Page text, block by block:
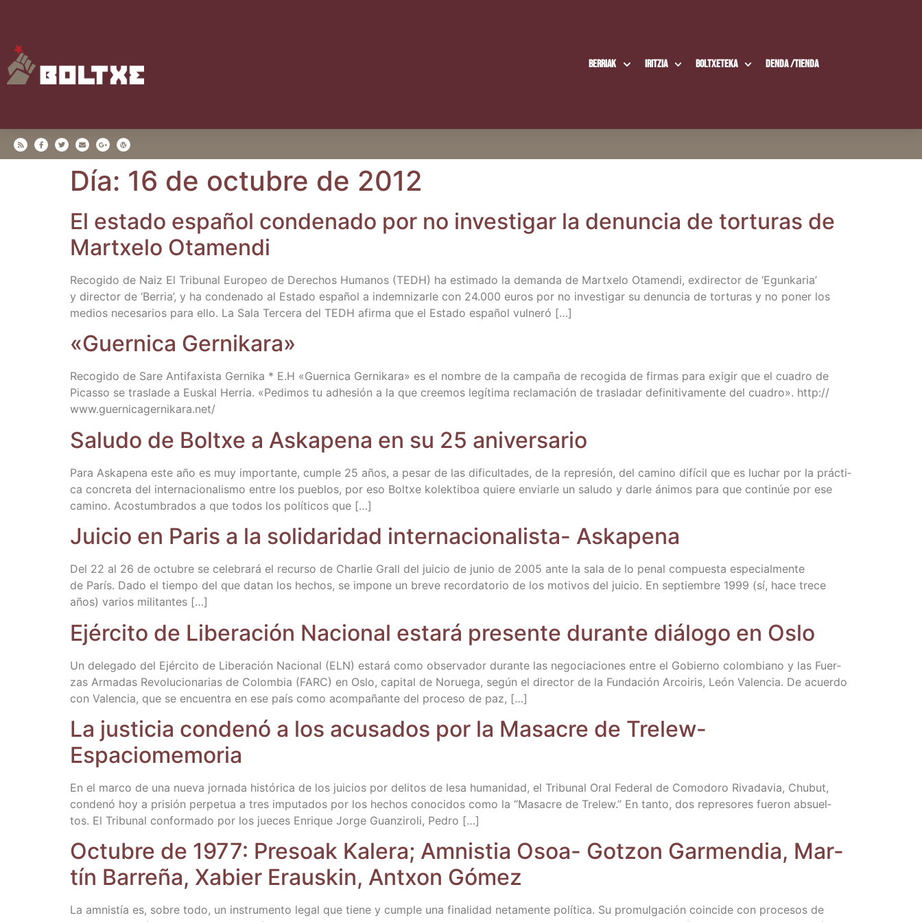
Berriak Iritzia Boltxe­te­ka Den­da /​Tien­da
Día: 16 de octubre de 2012
El esta­do espa­ñol con­de­na­do por no inves­ti­gar la denun­cia de tor­tu­ras de
Martxe­lo Otamendi
Reco­gi­do de Naiz El Tri­bu­nal Euro­peo de Dere­chos Huma­nos (TEDH) ha esti­ma­do la deman­da de Martxe­lo Ota­men­di, exdi­rec­tor de ‘Egun­ka­ria’
y direc­tor de ‘Berria’, y ha con­de­na­do al Esta­do espa­ñol a indem­ni­zar­le con 24.000 euros por no inves­ti­gar su denun­cia de tor­tu­ras y no poner los
medios nece­sa­rios para ello. La Sala Ter­ce­ra del TEDH afir­ma que el Esta­do espa­ñol vulneró […]
«Guer­ni­ca Gernikara»
Reco­gi­do de Sare Anti­fa­xis­ta Ger­ni­ka * E.H «Guer­ni­ca Ger­ni­ka­ra» es el nom­bre de la cam­pa­ña de reco­gi­da de fir­mas para exi­gir que el cua­dro de
Picas­so se tras­la­de a Eus­kal Herria. «Pedi­mos tu adhe­sión a la que cree­mos legí­ti­ma recla­ma­ción de tras­la­dar defi­ni­ti­va­men­te del cua­dro». http://​
www​.guer​ni​ca​ger​ni​ka​ra​.net/
Salu­do de Boltxe a Aska­pe­na en su 25 aniversario
Para Aska­pe­na este año es muy impor­tan­te, cum­ple 25 años, a pesar de las difi­cul­ta­des, de la repre­sión, del camino difí­cil que es luchar por la prác­ti­
ca con­cre­ta del inter­na­cio­na­lis­mo entre los pue­blos, por eso Boltxe kolek­ti­boa quie­re enviar­le un salu­do y dar­le áni­mos para que con­ti­núe por ese
camino. Acos­tum­bra­dos a que todos los polí­ti­cos que […]
Jui­cio en Paris a la soli­da­ri­dad inter­na­cio­na­lis­ta- Askapena
Del 22 al 26 de octu­bre se cele­bra­rá el recur­so de Char­lie Grall del jui­cio de junio de 2005 ante la sala de lo penal com­pues­ta espe­cial­men­te
de París. Dado el tiem­po del que datan los hechos, se impo­ne un bre­ve recor­da­to­rio de los moti­vos del jui­cio. En sep­tiem­bre 1999 (sí, hace tre­ce
años) varios militantes […]
Ejér­ci­to de Libe­ra­ción Nacio­nal esta­rá pre­sen­te duran­te diá­lo­go en Oslo
Un dele­ga­do del Ejér­ci­to de Libe­ra­ción Nacio­nal (ELN) esta­rá como obser­va­dor duran­te las nego­cia­cio­nes entre el Gobierno colom­biano y las Fuer­
zas Arma­das Revo­lu­cio­na­rias de Colom­bia (FARC) en Oslo, capi­tal de Norue­ga, según el direc­tor de la Fun­da­ción Arcoi­ris, León Valen­cia. De acuer­do
con Valen­cia, que se encuen­tra en ese país como acom­pa­ñan­te del pro­ce­so de paz, […]
La jus­ti­cia con­de­nó a los acu­sa­dos por la Masa­cre de Tre­lew-
Espaciomemoria
En el mar­co de una nue­va jor­na­da his­tó­ri­ca de los jui­cios por deli­tos de lesa huma­ni­dad, el Tri­bu­nal Oral Fede­ral de Como­do­ro Riva­da­via, Chu­but,
con­de­nó hoy a pri­sión per­pe­tua a tres impu­tados por los hechos cono­ci­dos como la “Masa­cre de Tre­lew.” En tan­to, dos repre­so­res fue­ron absuel­
tos. El Tri­bu­nal con­for­ma­do por los jue­ces Enri­que Jor­ge Guan­zi­ro­li, Pedro […]
Octu­bre de 1977: Pre­soak Kale­ra; Amnis­tia Osoa- Gotzon Gar­men­dia, Mar­
tín Barre­ña, Xabier Eraus­kin, Antxon Gómez
La amnis­tía es, sobre todo, un ins­tru­men­to legal que tie­ne y cum­ple una fina­li­dad neta­men­te polí­ti­ca. Su pro­mul­ga­ción coin­ci­de con pro­ce­sos de